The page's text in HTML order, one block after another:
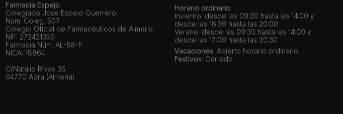
Farmacia Espejo
Colegiado Jose Espejo Guerrero
Núm. Coleg. 507
Colegio Oficial de Farmacéuticos de Almería
NIF: 27242135S
Farmacia Núm. AL-88-F
NICA: 18864
C/Natalio Rivas 35
04770 Adra (Almería)
Horario ordinario
Invierno: desde las 09:30 hasta las 14:00 y
desde las 16:30 hasta las 20:00
Verano: desde las 09:30 hasta las 14:00 y
desde las 17:00 hasta las 20:30
Vacaciones: Abierto horario ordinario
Festivos: Cerrado